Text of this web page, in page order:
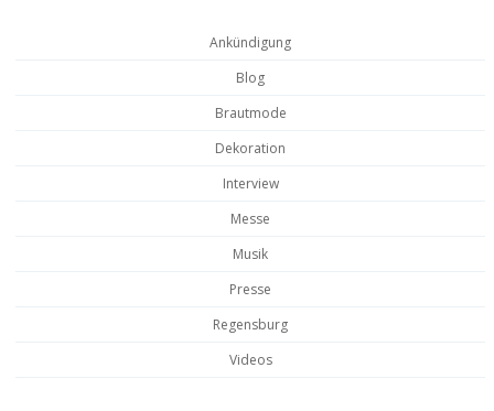
Ankündigung
Blog
Brautmode
Dekoration
Interview
Messe
Musik
Presse
Regensburg
Videos